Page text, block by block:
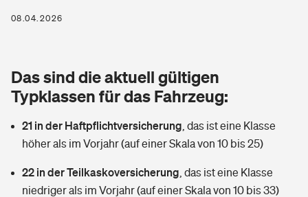
Zur Übersicht
Tools
Wer versichert was: Jetzt Versicherer finden
Sie haben Fragen?
Glasversicherung
Mietkautionsversicherung
Restkreditversicherung
Kinderunfall­ver­si­che­rung
Kinderinvalidität
Reiseversicherung
Private Krankenversicherung
Dread-Disease-Versicherung
Tierkrankenversicherung
08.04.2026
Das sind die aktuell gültigen
Typklassen für das Fahrzeug:
21 in der Haftpflichtversicherung das ist eine Klasse
höher als im Vorjahr (auf einer Skala von 10 bis 25)
22 in der Teilkaskoversicherung das ist eine Klasse
niedriger als im Vorjahr (auf einer Skala von 10 bis 33)